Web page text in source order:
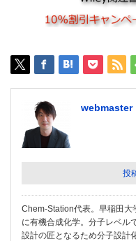
webmaster
投
Chem-Station代表。早稲田大
に有機合成化学。分子レベル
設計の匠となるため分子設計